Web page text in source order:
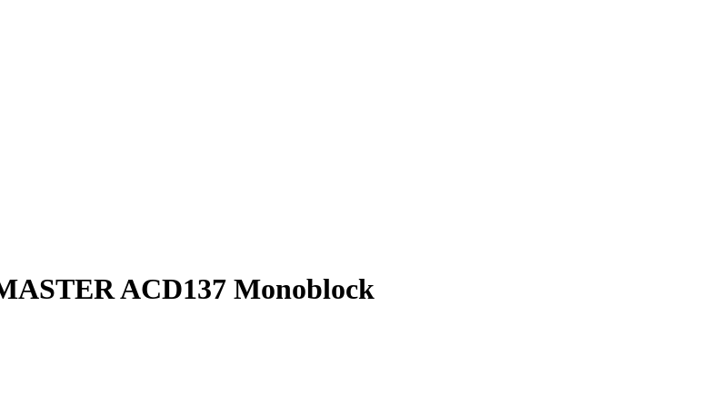
ACD137 Monoblock